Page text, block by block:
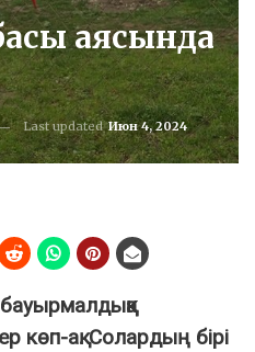
аясында
Last updatedИюн 4, 2024
көп-ақ. Солардың бірі